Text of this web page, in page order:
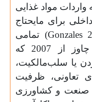
مواد غذایی
برای مایحتاج
Gonzales) تمامی
اقدامات و تلاش‌های دولت چاوز از 2007 که
یا سلب‌مالکیت،
تعاونی، ظرفیت
صنعت و کشاورزی